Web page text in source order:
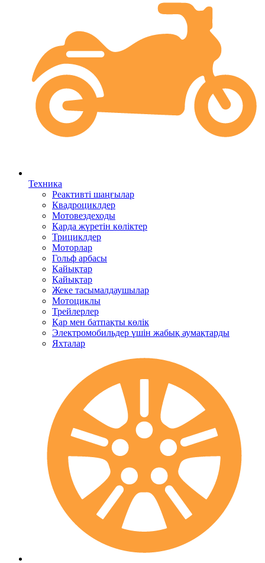
Техника
Реактивті шаңғылар
Квадроциклдер
Мотовездеходы
Қарда жүретін көліктер
Трициклдер
Моторлар
Гольф арбасы
Қайықтар
Қайықтар
Жеке тасымалдаушылар
Мотоциклы
Трейлерлер
Қар мен батпақты көлік
Электромобильдер үшін жабық аумақтарды
Яхталар